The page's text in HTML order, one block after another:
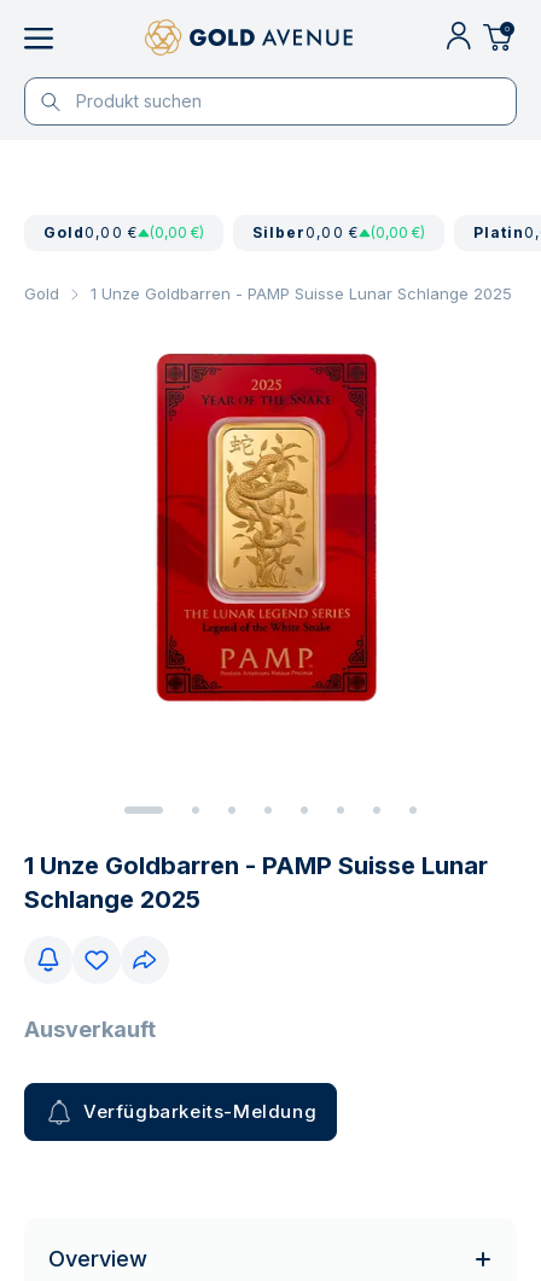
0
Gold0,00 € (0,00 €) Silber0,00 € (0,00 €) Platin
Gold 1 Unze Goldbarren - PAMP Suisse Lunar Schlange 2025
1 Unze Goldbarren - PAMP Suisse Lunar
Schlange 2025
Ausverkauft
Verfügbarkeits-Meldung
Overview